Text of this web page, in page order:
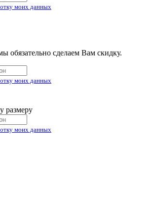
моих данных
обязательно сделаем Вам скидку.
моих данных
размеру
моих данных